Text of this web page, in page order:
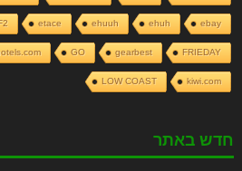
ebay
ehuh
ehuuh
etace
FRIEDAY
gearbest
GO
kiwi.com
LOW COAST
חדש באתר